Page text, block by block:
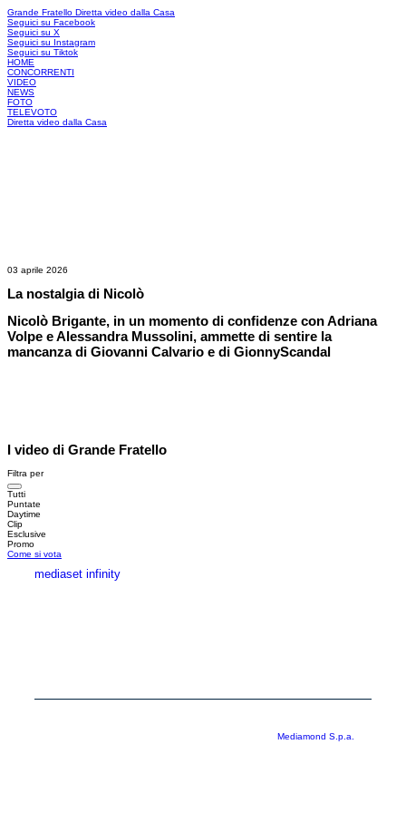
Grande Fratello Diretta video dalla Casa
Seguici su Facebook
Seguici su X
Seguici su Instagram
Seguici su Tiktok
HOME
CONCORRENTI
VIDEO
NEWS
FOTO
TELEVOTO
Diretta video dalla Casa
03 aprile 2026
La nostalgia di Nicolò
Nicolò Brigante, in un momento di confidenze con Adriana
Volpe e Alessandra Mussolini, ammette di sentire la
mancanza di Giovanni Calvario e di GionnyScandal
I video di Grande Fratello
Filtra per
Tutti
Puntate
Daytime
Clip
Esclusive
Promo
Come si vota
mediaset infinity
Mediamond S.p.a.